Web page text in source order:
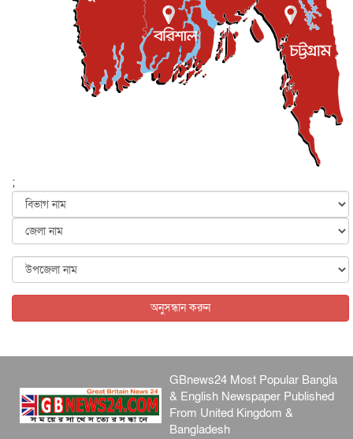
ইসলাম ও জীবন ৭ আগস্ট, ২০২৬
সিলেটের কন্যা মোহিনী রশিদ এনওয়াইপিডির উচ্চপদস্থ কর্মকর্তা
দেশজুড়ে ৬ আগস্ট, ২০২৬
আজ থেকে সবার জন্য উন্মুক্ত জুলাই স্মৃতি জাদুঘর
৬ আগস্ট, ২০২৬
৬ আগস্ট, ২০২৬
জুলাইয়ের কৃতিত্ব নেওয়ার জন্য সবাই প্রতিযোগিতায় নেমেছে :
৬ আগস্ট, ২০২৬
৬ আগস্ট, ২০২৬
;
অনুসন্ধান করুন
GBnews24 Most Popular Bangla
& English Newspaper Published
From United Kingdom &
Bangladesh